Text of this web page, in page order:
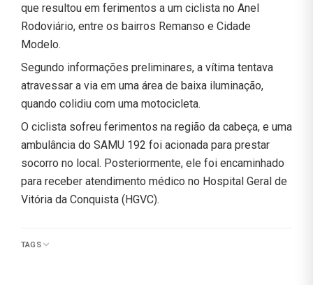
que resultou em ferimentos a um ciclista no Anel
Rodoviário, entre os bairros Remanso e Cidade
Modelo.
Segundo informações preliminares, a vítima tentava
atravessar a via em uma área de baixa iluminação,
quando colidiu com uma motocicleta.
O ciclista sofreu ferimentos na região da cabeça, e uma
ambulância do SAMU 192 foi acionada para prestar
socorro no local. Posteriormente, ele foi encaminhado
para receber atendimento médico no Hospital Geral de
Vitória da Conquista (HGVC).
TAGS